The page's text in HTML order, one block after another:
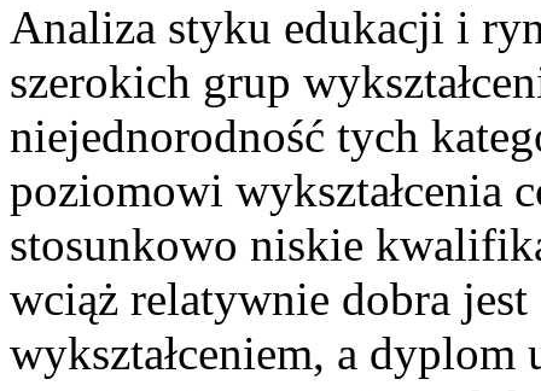
Analiza styku edukacji i
szerokich grup
niejednorodność tych
poziomowi wykształcenia
stosunkowo niskie
wciąż relatywnie dobra
wykształceniem, a dyplom